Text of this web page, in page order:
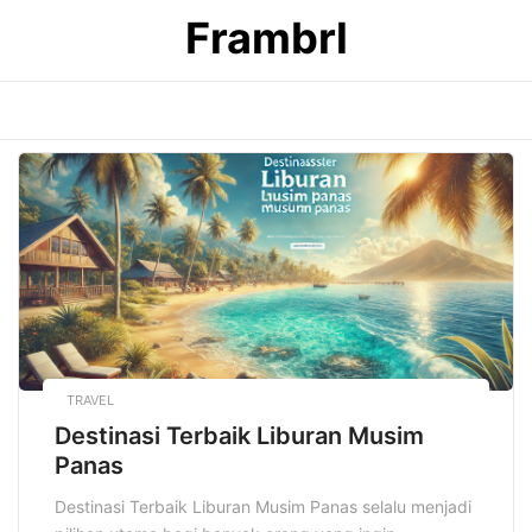
Frambrl
TRAVEL
Destinasi Terbaik Liburan Musim
Panas
Destinasi Terbaik Liburan Musim Panas selalu menjadi